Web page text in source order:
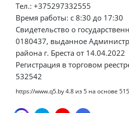
Тел.: +375297332555
Время работы: с 8:30 до 17:30
Свидетельство о
0180437, выданное
района г. Бреста от 14.04.2022
Регистрация в торговом
532542
https://www.q5.by4.8 из5 на основе 515